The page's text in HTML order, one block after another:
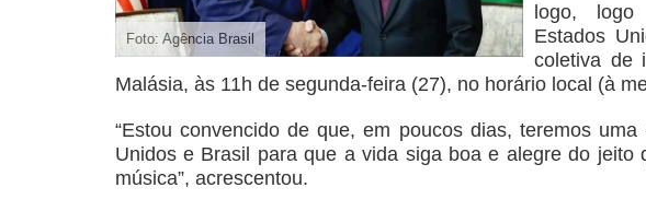
Foto: Agência Brasil
logo, logo
Estados
coletiva de
Malásia, às 11h de segunda-feira (27), no horário local (à
“Estou convencido de que, em poucos dias, teremos
Unidos e Brasil para que a vida siga boa e alegre do jeito
música”, acrescentou.